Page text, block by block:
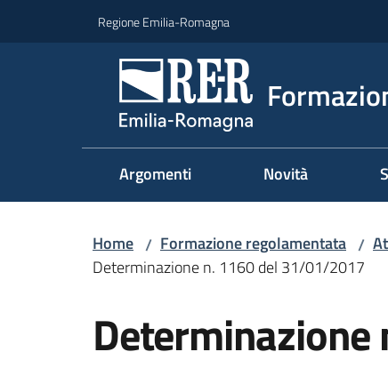
Regione Emilia-Romagna
Argomenti Novità
Home / Formazione regolamentata /
Determinazione n. 1160 del 31/01/2017